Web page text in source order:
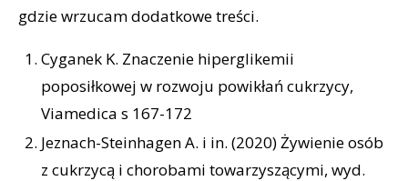
gdzie wrzucam dodatkowe treści.
Cyganek K. Znaczenie hiperglikemii
poposiłkowej w rozwoju powikłań cukrzycy,
Viamedica s 167-172
Jeznach-Steinhagen A. i in. (2020) Żywienie osób
z cukrzycą i chorobami towarzyszącymi, wyd.